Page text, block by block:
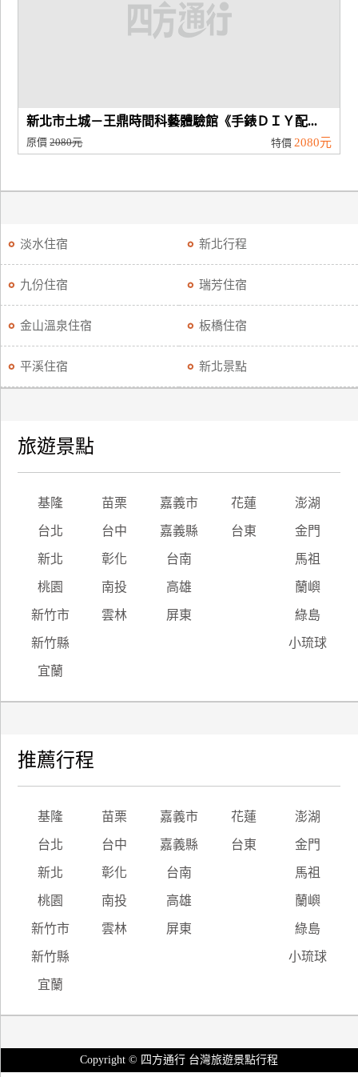
新北市土城－王鼎時間科藝體驗館《手錶ＤＩＹ配...
原價2080元 特價 2080元
淡水住宿 新北行程
九份住宿 瑞芳住宿
金山溫泉住宿 板橋住宿
平溪住宿 新北景點
旅遊景點
基隆 苗栗 嘉義市 花蓮 澎湖
台北 台中 嘉義縣 台東 金門
新北 彰化 台南 馬祖
桃園 南投 高雄 蘭嶼
新竹市 雲林 屏東 綠島
新竹縣 小琉球
宜蘭
推薦行程
基隆 苗栗 嘉義市 花蓮 澎湖
台北 台中 嘉義縣 台東 金門
新北 彰化 台南 馬祖
桃園 南投 高雄 蘭嶼
新竹市 雲林 屏東 綠島
新竹縣 小琉球
宜蘭
Copyright © 四方通行 台灣旅遊景點行程